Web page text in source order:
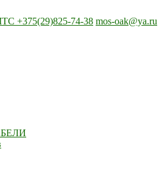
+375(29)825-74-38 mos-oak@ya.ru